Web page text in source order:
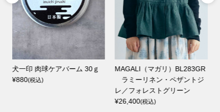
犬一印 肉球ケアバーム 30ｇ
¥880(税込)
MAGALI（マガリ）BL283GR
ラミーリネン・ペザントジ
レ／フォレストグリーン
¥26,400(税込)